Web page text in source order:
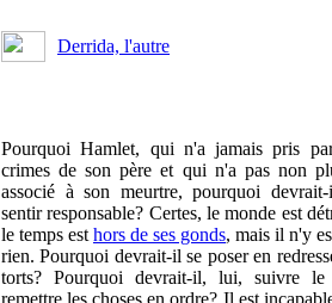
Derrida, l'autre
Pourquoi Hamlet, qui n'a jamais pris
crimes de son père et qui n'a pas non
associé à son meurtre, pourquoi
sentir responsable? Certes, le monde est
le temps est hors de ses gonds, mais il n'y
rien. Pourquoi devrait-il se poser en
torts? Pourquoi devrait-il, lui, suivre le
remettre les choses en ordre? Il est